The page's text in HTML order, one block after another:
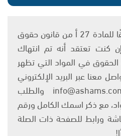
يتم الاستخدام المواد وفقًا للمادة 27 أ من قانون حقوق
والنشر 2007، وإن كنت تعتقد أنه تم انتهاك
في المواد التي تظهر
معنا عبر البريد الإلكتروني
على العنوان التالي: info@ashams.com والطلب
مع ذكر اسمك الكامل ورقم
ورابط للصفحة ذات الصلة